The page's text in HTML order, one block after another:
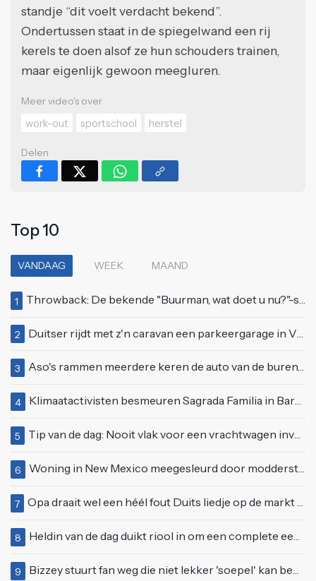
standje “dit voelt verdacht bekend”.
Ondertussen staat in de spiegelwand een rij
kerels te doen alsof ze hun schouders trainen,
maar eigenlijk gewoon meegluren.
Meer video's over
work-out
sportschool herstel
Delen
Top 10
VANDAAG WEEK MAAND
1 Throwback: De bekende "Buurman, wat doet u nu?"-scène uit Flodder met Tatjana Šimić
2 Duitser rijdt met z'n caravan een parkeergarage in Vlissingen binnen
3 Aso's rammen meerdere keren de auto van de buren, maar doen alsof er niets gebeurd is
4 Klimaatactivisten besmeuren Sagrada Familia in Barcelona met lading verf
5 Tip van de dag: Nooit vlak voor een vrachtwagen invoegen
6 Woning in New Mexico meegesleurd door modderstroom
7 Opa draait wel een héél fout Duits liedje op de markt van Emmen
8 Heldin van de dag duikt riool in om een complete eendenfamilie te redden
9 Bizzey stuurt fan weg die niet lekker 'soepel' kan bewegen op podium